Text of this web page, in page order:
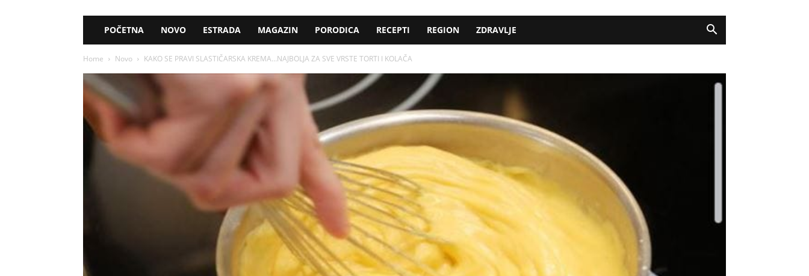
POČETNA NOVO ESTRADA MAGAZIN PORODICA RECEPTI REGION ZDRAVLJE
Home Novo KAKO SE PRAVI SLASTIČARSKA KREMA…NAJBOLJA ZA SVE VRSTE TORTI I KOLAČA